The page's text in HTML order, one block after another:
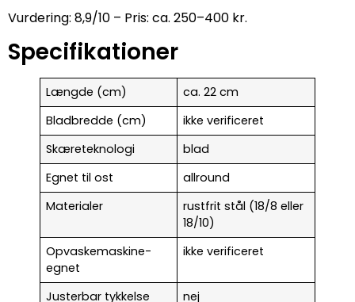
Vurdering: 8,9/10 – Pris: ca. 250–400 kr.
Specifikationer
Længde (cm)
ca. 22 cm
Bladbredde (cm)
ikke verificeret
Skæreteknologi
blad
Egnet til ost
allround
Materialer
rustfrit stål (18/8 eller
18/10)
Opvaskemaskine-
egnet
ikke verificeret
Justerbar tykkelse
nej